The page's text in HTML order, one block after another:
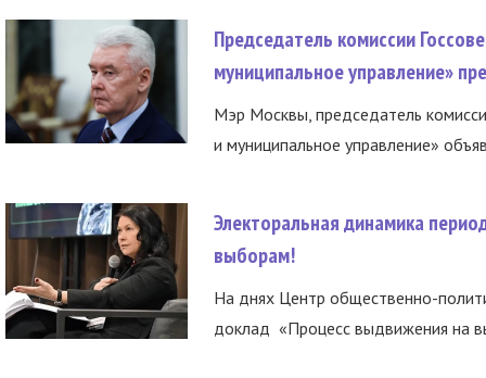
Председатель комиссии
муниципальное управление»
Мэр Москвы, председатель
и муниципальное управление»
Электоральная динамика
выборам!
На днях Центр общественно-
доклад «Процесс выдвижения на